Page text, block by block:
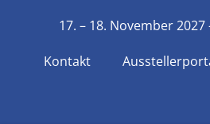
17. – 18. November
Kontakt